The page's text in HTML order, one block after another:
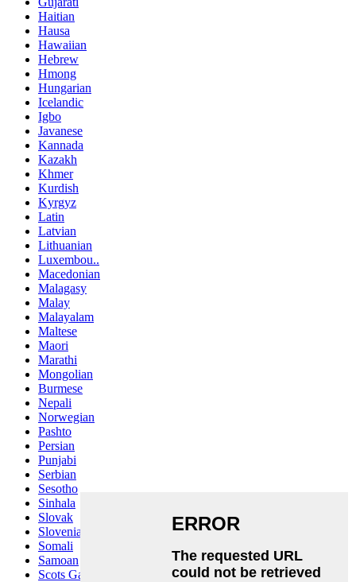
Haitian
Hausa
Hawaiian
Hebrew
Hmong
Hungarian
Icelandic
Igbo
Javanese
Kannada
Kazakh
Khmer
Kurdish
Kyrgyz
Latin
Latvian
Lithuanian
Luxembou..
Macedonian
Malagasy
Malay
Malayalam
Maltese
Maori
Marathi
Mongolian
Burmese
Nepali
Norwegian
Pashto
Persian
Punjabi
Serbian
Sesotho
Sinhala
Slovak
Slovenian
Somali
Samoan
Scots Gaelic